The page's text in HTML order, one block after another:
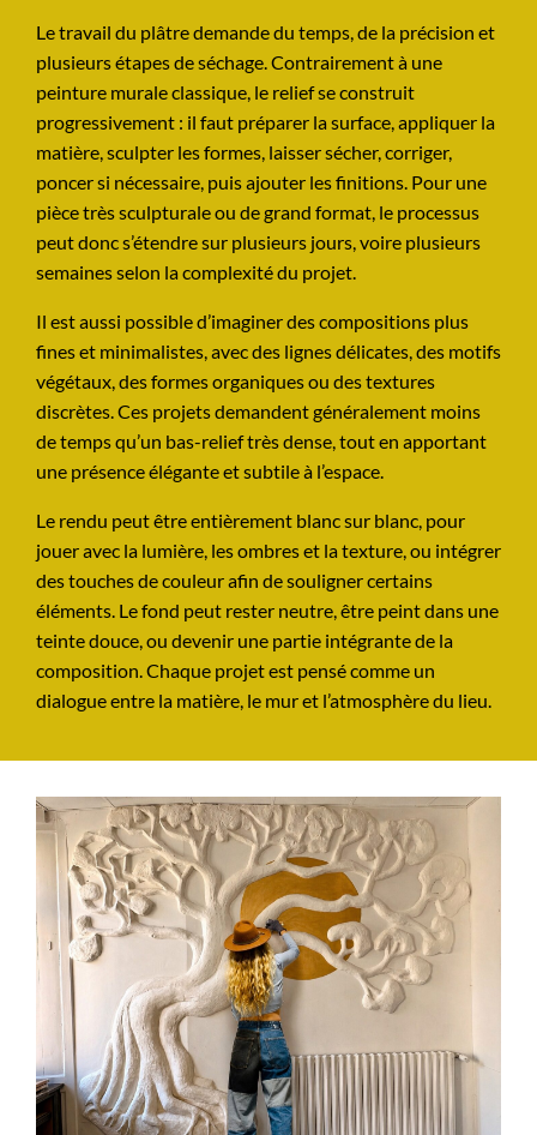
Le travail du plâtre demande du temps, de la précision et
plusieurs étapes de séchage. Contrairement à une
peinture murale classique, le relief se construit
progressivement : il faut préparer la surface, appliquer la
matière, sculpter les formes, laisser sécher, corriger,
poncer si nécessaire, puis ajouter les finitions. Pour une
pièce très sculpturale ou de grand format, le processus
peut donc s’étendre sur plusieurs jours, voire plusieurs
semaines selon la complexité du projet.
Il est aussi possible d’imaginer des compositions plus
fines et minimalistes, avec des lignes délicates, des motifs
végétaux, des formes organiques ou des textures
discrètes. Ces projets demandent généralement moins
de temps qu’un bas-relief très dense, tout en apportant
une présence élégante et subtile à l’espace.
Le rendu peut être entièrement blanc sur blanc, pour
jouer avec la lumière, les ombres et la texture, ou intégrer
des touches de couleur afin de souligner certains
éléments. Le fond peut rester neutre, être peint dans une
teinte douce, ou devenir une partie intégrante de la
composition. Chaque projet est pensé comme un
dialogue entre la matière, le mur et l’atmosphère du lieu.